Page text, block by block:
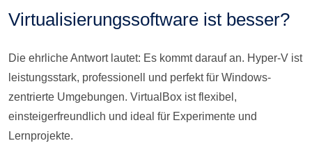
Virtualisierungssoftware ist besser?
Die ehrliche Antwort lautet: Es kommt darauf an. Hyper-V ist
leistungsstark, professionell und perfekt für Windows-
zentrierte Umgebungen. VirtualBox ist flexibel,
einsteigerfreundlich und ideal für Experimente und
Lernprojekte.